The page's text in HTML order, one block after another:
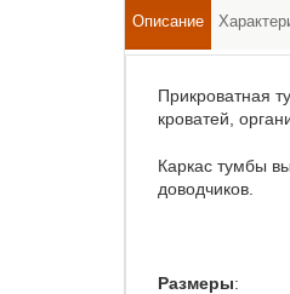
Описание
Прикроватная
кроватей,
Каркас тумбы
доводчиков.
Размеры: